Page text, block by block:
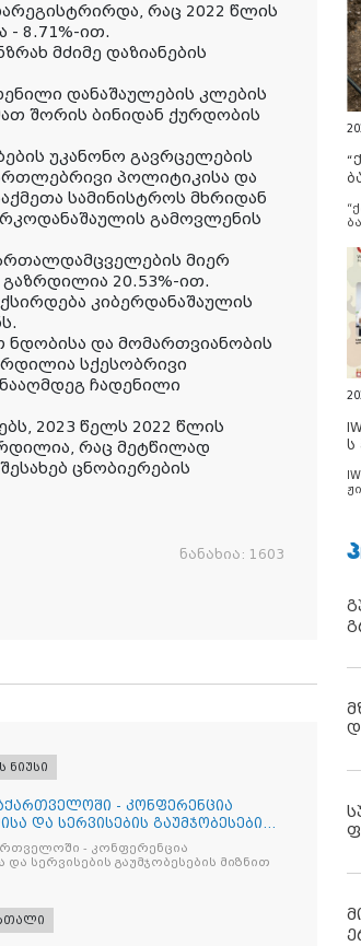
რაც 2022 წლის
- 8.71%-ით.
მძიმე დაზიანების
დანაშაულების კლების
შორის ბინიდან ქურდობის
უკანონო გავრცელების
პოლიტიკისა და
სამინისტროს მხრიდან
გამოვლენის
მიერ
20.53%-ით.
კიბერდანაშაულის
და მომართვიანობის
სქესობრივი
ჩადენილი
2023 წელს 2022 წლის
რაც მეტწილად
ცნობიერების
ნანახია: 1603
ნიუსი
- კონფერენცია
და სერვისების გაუმჯობესების
- კონფერენცია
სერვისების გაუმჯობესების მიზნით
ს